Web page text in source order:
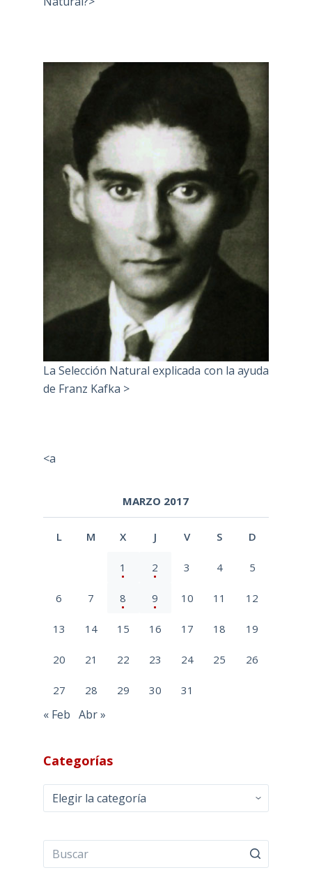
La Selección Natural explicada con la ayuda
de Franz Kafka >
<a
MARZO 2017
L M X J V S D
1 2 3 4 5
6 7 8 9 10 11 12
13 14 15 16 17 18 19
20 21 22 23 24 25 26
27 28 29 30 31
« Feb Abr »
Categorías
Categorías